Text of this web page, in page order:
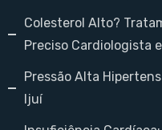
Colesterol Alto?
Preciso Cardiologista
Pressão Alta
Ijuí